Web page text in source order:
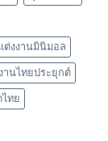
ต่งงานมินิมอล
านไทยประยุกต์
ทย